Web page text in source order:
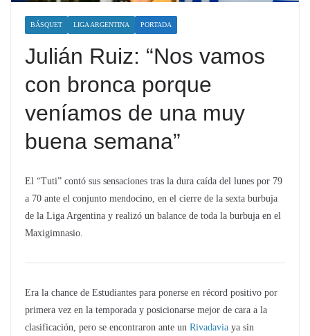
BÁSQUET LIGA ARGENTINA PORTADA
Julián Ruiz: “Nos vamos
con bronca porque
veníamos de una muy
buena semana”
El “Tuti” contó sus sensaciones tras la dura caída del lunes por 79
a 70 ante el conjunto mendocino, en el cierre de la sexta burbuja
de la Liga Argentina y realizó un balance de toda la burbuja en el
Maxigimnasio.
Era la chance de Estudiantes para ponerse en récord positivo por
primera vez en la temporada y posicionarse mejor de cara a la
clasificación, pero se encontraron ante un Rivadavia ya sin